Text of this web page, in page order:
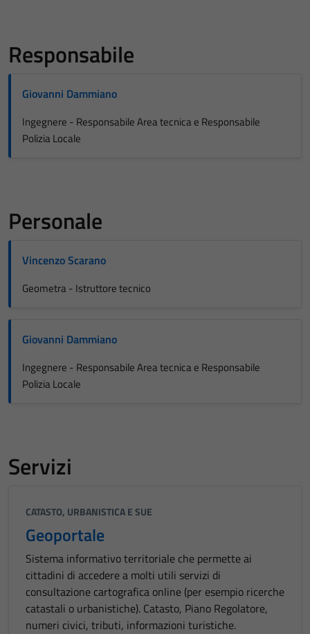
Responsabile
Giovanni Dammiano
Ingegnere - Responsabile Area tecnica e Responsabile
Polizia Locale
Personale
Vincenzo Scarano
Geometra - Istruttore tecnico
Giovanni Dammiano
Ingegnere - Responsabile Area tecnica e Responsabile
Polizia Locale
Servizi
CATASTO, URBANISTICA E SUE
Geoportale
Sistema informativo territoriale che permette ai
cittadini di accedere a molti utili servizi di
consultazione cartografica online (per esempio ricerche
catastali o urbanistiche). Catasto, Piano Regolatore,
numeri civici, tributi, informazioni turistiche.